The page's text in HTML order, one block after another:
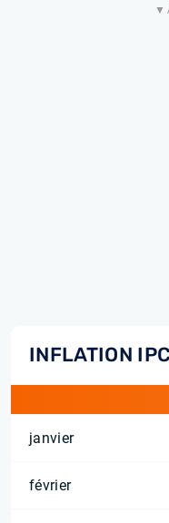
▼
INFLATION
janvier
février